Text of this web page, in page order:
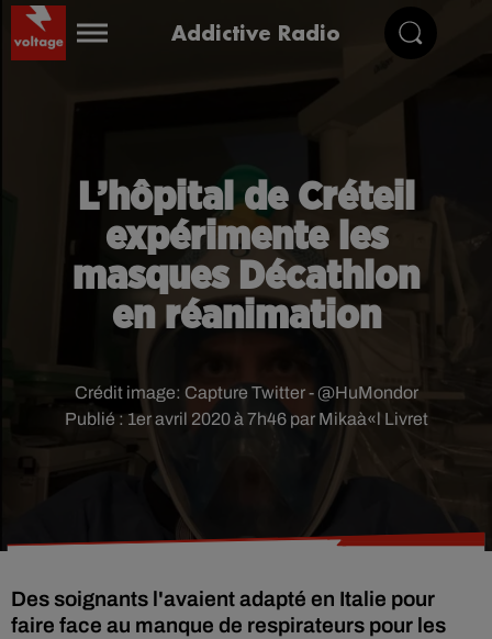
Addictive Radio
L’hôpital de Créteil
expérimente les
masques Décathlon
en réanimation
Publié : 1er avril 2020 à 7h46 par Mikaà«l Livret
Crédit image: Capture Twitter - @HuMondor
Des soignants l'avaient adapté en Italie pour
faire face au manque de respirateurs pour les